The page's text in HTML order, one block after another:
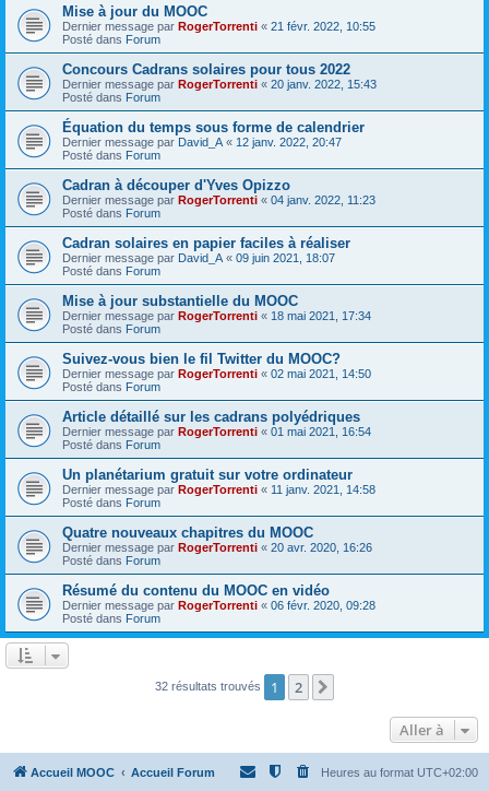
Mise à jour du MOOC
Dernier message par RogerTorrenti « 21 févr. 2022, 10:55
Posté dans Forum
Concours Cadrans solaires pour tous 2022
Dernier message par RogerTorrenti « 20 janv. 2022, 15:43
Posté dans Forum
Équation du temps sous forme de calendrier
Dernier message par David_A « 12 janv. 2022, 20:47
Posté dans Forum
Cadran à découper d'Yves Opizzo
Dernier message par RogerTorrenti « 04 janv. 2022, 11:23
Posté dans Forum
Cadran solaires en papier faciles à réaliser
Dernier message par David_A « 09 juin 2021, 18:07
Posté dans Forum
Mise à jour substantielle du MOOC
Dernier message par RogerTorrenti « 18 mai 2021, 17:34
Posté dans Forum
Suivez-vous bien le fil Twitter du MOOC?
Dernier message par RogerTorrenti « 02 mai 2021, 14:50
Posté dans Forum
Article détaillé sur les cadrans polyédriques
Dernier message par RogerTorrenti « 01 mai 2021, 16:54
Posté dans Forum
Un planétarium gratuit sur votre ordinateur
Dernier message par RogerTorrenti « 11 janv. 2021, 14:58
Posté dans Forum
Quatre nouveaux chapitres du MOOC
Dernier message par RogerTorrenti « 20 avr. 2020, 16:26
Posté dans Forum
Résumé du contenu du MOOC en vidéo
Dernier message par RogerTorrenti « 06 févr. 2020, 09:28
Posté dans Forum
32 résultats trouvés 1 2
Aller à
Accueil MOOC Accueil Forum Heures au format UTC+02:00